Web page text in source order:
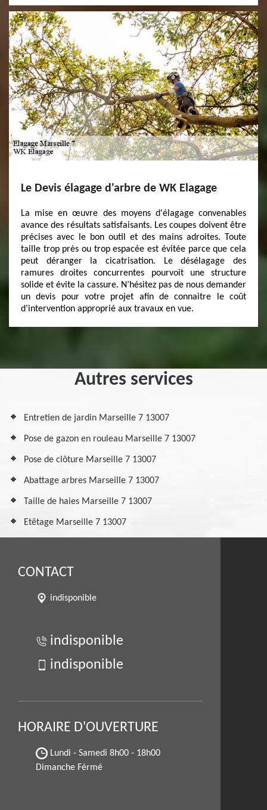
Le Devis élagage d'arbre de WK Elagage
La mise en œuvre des moyens d'élagage convenables
avance des résultats satisfaisants. Les coupes doivent être
précises avec le bon outil et des mains adroites. Toute
taille trop près ou trop espacée est évitée parce que cela
peut déranger la cicatrisation. Le désélagage des
ramures droites concurrentes pourvoit une structure
solide et évite la cassure. N’hésitez pas de nous demander
un devis pour votre projet afin de connaitre le coût
d’intervention approprié aux travaux en vue.
Autres services
Entretien de jardin Marseille 7 13007
Pose de gazon en rouleau Marseille 7 13007
Pose de clôture Marseille 7 13007
Abattage arbres Marseille 7 13007
Taille de haies Marseille 7 13007
Etêtage Marseille 7 13007
CONTACT
indisponible
indisponible
indisponible
HORAIRE D'OUVERTURE
Lundi - Samedi 8h00 - 18h00
Dimanche Férmé